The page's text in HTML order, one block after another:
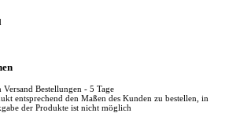
Bestellungen - 5 Tage
entsprechend den Maßen des Kunden zu bestellen, in
der Produkte ist nicht möglich